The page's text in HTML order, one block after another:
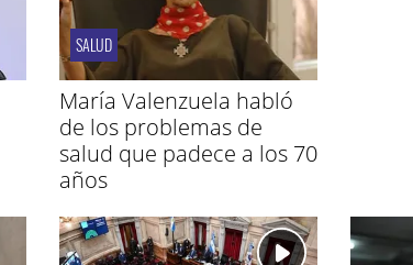
SALUD
María Valenzuela habló
de los problemas de
salud que padece a los 70
años